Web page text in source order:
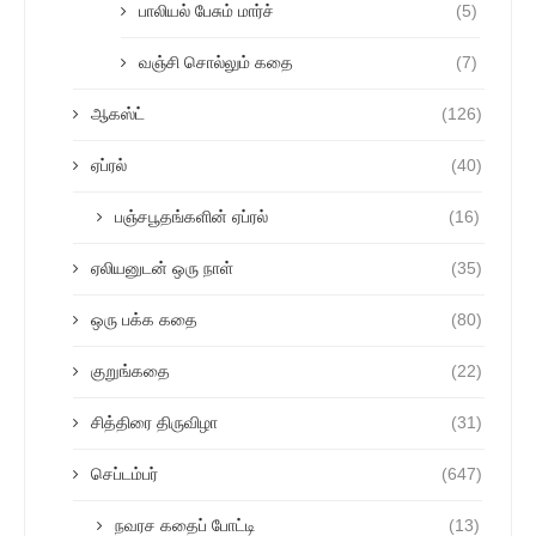
பாலியல் பேசும் மார்ச் (5)
வஞ்சி சொல்லும் கதை (7)
ஆகஸ்ட் (126)
ஏப்ரல் (40)
பஞ்சபூதங்களின் ஏப்ரல் (16)
ஏலியனுடன் ஒரு நாள் (35)
ஒரு பக்க கதை (80)
குறுங்கதை (22)
சித்திரை திருவிழா (31)
செப்டம்பர் (647)
நவரச கதைப் போட்டி (13)